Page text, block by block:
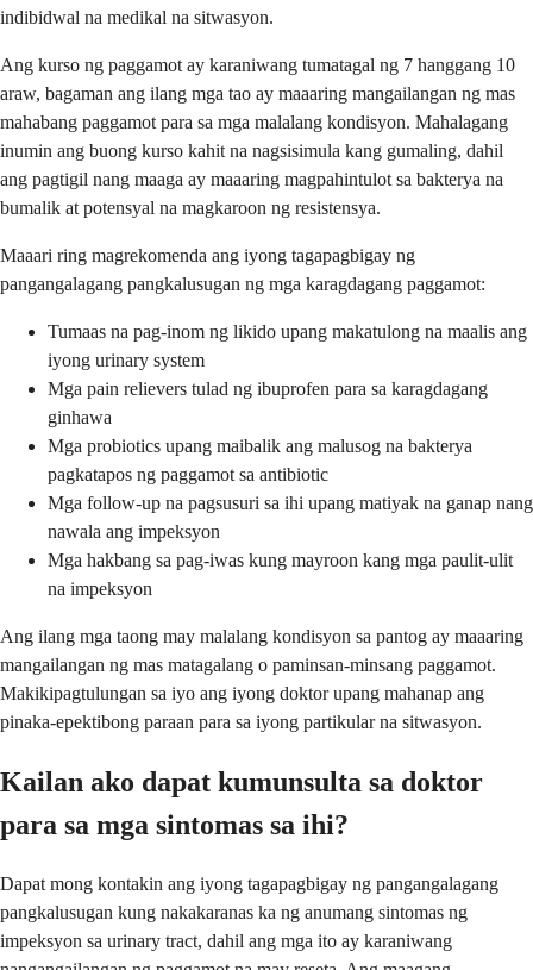
indibidwal na medikal na sitwasyon.
Ang kurso ng paggamot ay karaniwang tumatagal ng 7 hanggang 10
araw, bagaman ang ilang mga tao ay maaaring mangailangan ng mas
mahabang paggamot para sa mga malalang kondisyon. Mahalagang
inumin ang buong kurso kahit na nagsisimula kang gumaling, dahil
ang pagtigil nang maaga ay maaaring magpahintulot sa bakterya na
bumalik at potensyal na magkaroon ng resistensya.
Maaari ring magrekomenda ang iyong tagapagbigay ng
pangangalagang pangkalusugan ng mga karagdagang paggamot:
Tumaas na pag-inom ng likido upang makatulong na maalis ang
iyong urinary system
Mga pain relievers tulad ng ibuprofen para sa karagdagang
ginhawa
Mga probiotics upang maibalik ang malusog na bakterya
pagkatapos ng paggamot sa antibiotic
Mga follow-up na pagsusuri sa ihi upang matiyak na ganap nang
nawala ang impeksyon
Mga hakbang sa pag-iwas kung mayroon kang mga paulit-ulit
na impeksyon
Ang ilang mga taong may malalang kondisyon sa pantog ay maaaring
mangailangan ng mas matagalang o paminsan-minsang paggamot.
Makikipagtulungan sa iyo ang iyong doktor upang mahanap ang
pinaka-epektibong paraan para sa iyong partikular na sitwasyon.
Kailan ako dapat kumunsulta sa doktor
para sa mga sintomas sa ihi?
Dapat mong kontakin ang iyong tagapagbigay ng pangangalagang
pangkalusugan kung nakakaranas ka ng anumang sintomas ng
impeksyon sa urinary tract, dahil ang mga ito ay karaniwang